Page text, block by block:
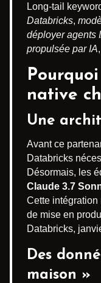
Long-tail
Databricks,
déployer agents
propulsée par IA,
native
Une
Avant ce
Databricks
Désormais, les
Claude 3.7
Cette intégration
de mise en
Databricks,
Des
maison »